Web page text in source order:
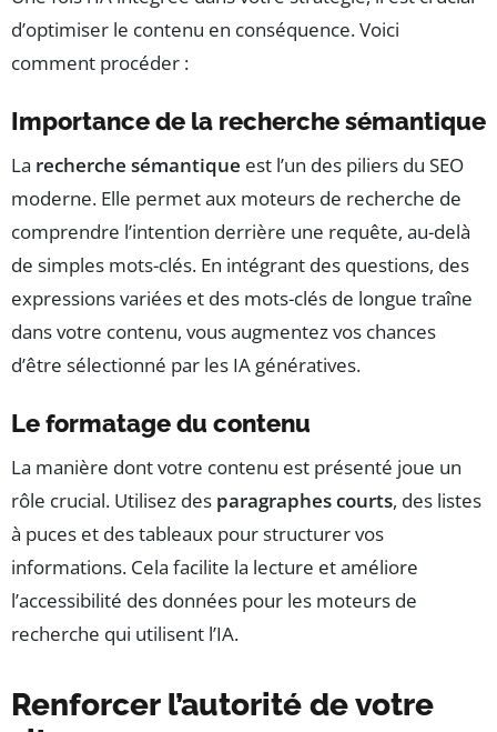
d’optimiser le contenu en conséquence. Voici
comment procéder :
Importance de la recherche sémantique
La recherche sémantique est l’un des piliers du SEO
moderne. Elle permet aux moteurs de recherche de
comprendre l’intention derrière une requête, au-delà
de simples mots-clés. En intégrant des questions, des
expressions variées et des mots-clés de longue traîne
dans votre contenu, vous augmentez vos chances
d’être sélectionné par les IA génératives.
Le formatage du contenu
La manière dont votre contenu est présenté joue un
rôle crucial. Utilisez des paragraphes courts, des listes
à puces et des tableaux pour structurer vos
informations. Cela facilite la lecture et améliore
l’accessibilité des données pour les moteurs de
recherche qui utilisent l’IA.
Renforcer l’autorité de votre